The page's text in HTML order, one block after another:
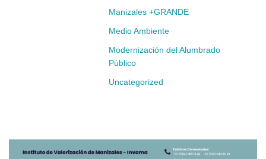
Manizales +GRANDE
Medio Ambiente
Modernización del Alumbrado
Público
Uncategorized